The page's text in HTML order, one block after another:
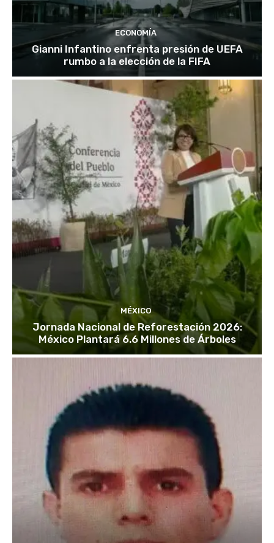
ECONOMÍA
Gianni Infantino enfrenta presión de UEFA
rumbo a la elección de la FIFA
MÉXICO
Jornada Nacional de Reforestación 2026:
México Plantará 6.6 Millones de Árboles